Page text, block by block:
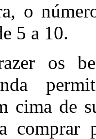
o
5 a 10.
os
cima de